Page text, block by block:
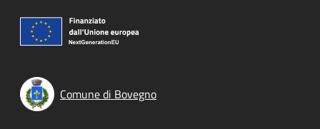
Comune di Bovegno